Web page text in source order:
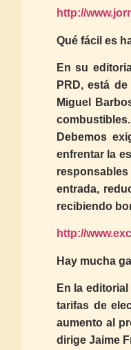
http://
Qué fácil es
En su
PRD, está
Miguel
Debemos
enfrentar la
responsables
entrada,
recibiendo
http://
Hay mucha
En la
tarifas de
aumento al
dirige Jaime